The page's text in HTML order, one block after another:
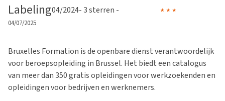
Labeling04/2024- 3 sterren -
04/07/2025
Bruxelles Formation is de openbare dienst verantwoordelijk
voor beroepsopleiding in Brussel. Het biedt een catalogus
van meer dan 350 gratis opleidingen voor werkzoekenden en
opleidingen voor bedrijven en werknemers.